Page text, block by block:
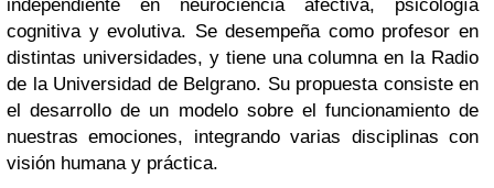
independiente en neurociencia afectiva, psicología
cognitiva y evolutiva. Se desempeña como profesor en
distintas universidades, y tiene una columna en la Radio
de la Universidad de Belgrano. Su propuesta consiste en
el desarrollo de un modelo sobre el funcionamiento de
nuestras emociones, integrando varias disciplinas con
visión humana y práctica.